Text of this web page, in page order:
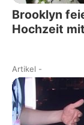
Brooklyn
Hochzeit
Artikel -